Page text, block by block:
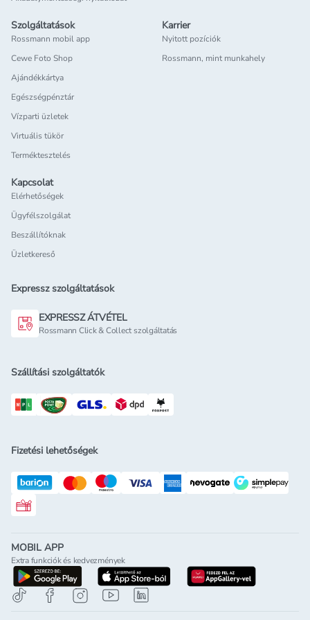
Szolgáltatások
Rossmann mobil app
Cewe Foto Shop
Ajándékkártya
Egészségpénztár
Vízparti üzletek
Virtuális tükör
Terméktesztelés
Karrier
Nyitott pozíciók
Rossmann, mint munkahely
Kapcsolat
Elérhetőségek
Ügyfélszolgálat
Beszállítóknak
Üzletkereső
Expressz szolgáltatások
EXPRESSZ ÁTVÉTEL
Rossmann Click & Collect szolgáltatás
Szállítási szolgáltatók
Fizetési lehetőségek
Rossmann ajándékkártya
MOBIL APP
Extra funkciók és kedvezmények
letöltés a google-play-rölletöltés az app-store-ból
letöltés